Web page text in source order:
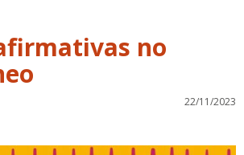
no
22/11/2023